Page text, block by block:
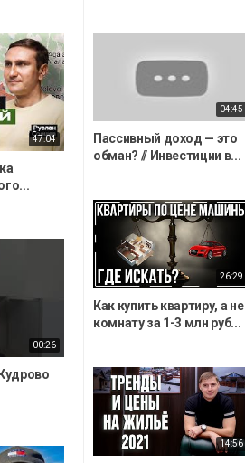
47:04
00:26
04:45
Пассивный доход — это
обман? // Инвестиции в...
26:29
Как купить квартиру, а не
комнату за 1-3 млн руб...
14:56